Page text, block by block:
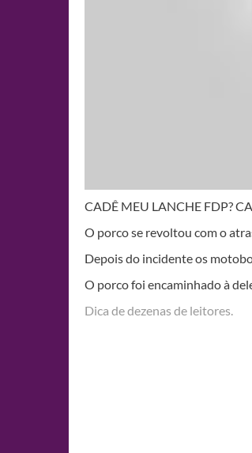
CADÊ MEU LANCHE FDP?
O porco se revoltou com o
Depois do incidente os
O porco foi encaminhado à
Dica de dezenas de leitores.